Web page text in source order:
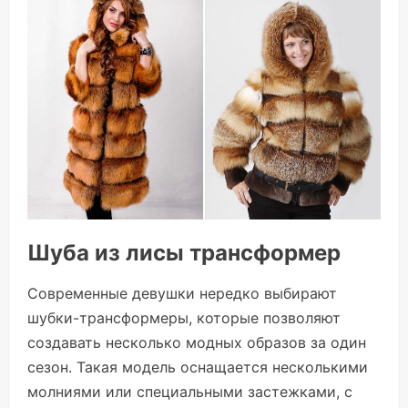
Шуба из лисы трансформер
Современные девушки нередко выбирают
шубки-трансформеры, которые позволяют
создавать несколько модных образов за один
сезон. Такая модель оснащается несколькими
молниями или специальными застежками, с